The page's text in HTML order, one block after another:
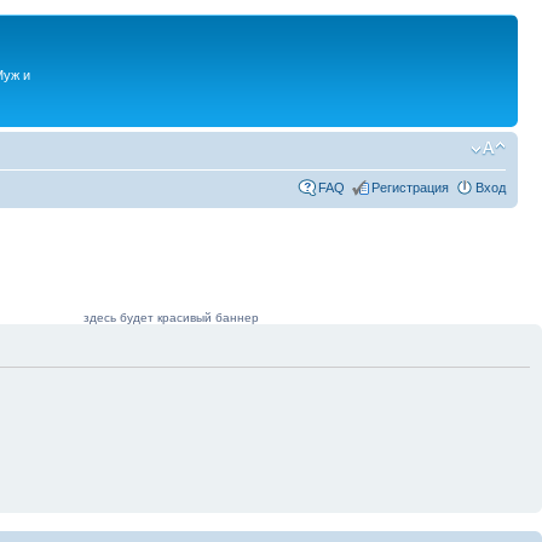
и
FAQ Регистрация Вход
здесь будет красивый баннер